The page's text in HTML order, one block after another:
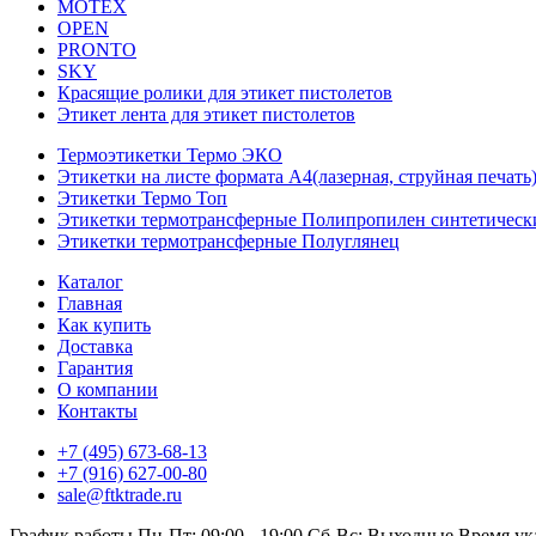
MOTEX
OPEN
PRONTO
SKY
Красящие ролики для этикет пистолетов
Этикет лента для этикет пистолетов
Термоэтикетки Термо ЭКО
Этикетки на листе формата А4(лазерная, струйная печать)
Этикетки Термо Топ
Этикетки термотрансферные Полипропилен
Этикетки термотрансферные Полуглянец
Каталог
Главная
Как купить
Доставка
Гарантия
О компании
Контакты
+7 (495) 673-68-13
+7 (916) 627-00-80
sale@ftktrade.ru